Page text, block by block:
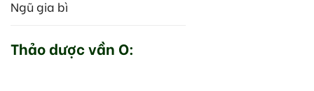
Ngũ gia bì
Thảo dược vần O: